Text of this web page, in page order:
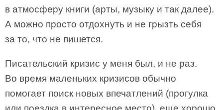
в атмосферу книги (арты, музыку и так далее).
А можно просто отдохнуть и не грызть себя
за то, что не пишется.
Писательский кризис у меня был, и не раз.
Во время маленьких кризисов обычно
помогает поиск новых впечатлений (прогулка